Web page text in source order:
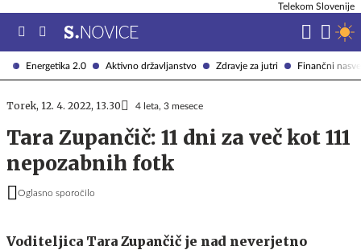
Energetika 2.0 Aktivno državljanstvo Zdravje za jutri Finančni
Telekom Slovenije
Torek, 12. 4. 2022, 13.30 4 leta, 3 mesece
Tara Zupančič: 11 dni za več kot 111
nepozabnih fotk
Oglasno sporočilo
Voditeljica Tara Zupančič je nad neverjetno